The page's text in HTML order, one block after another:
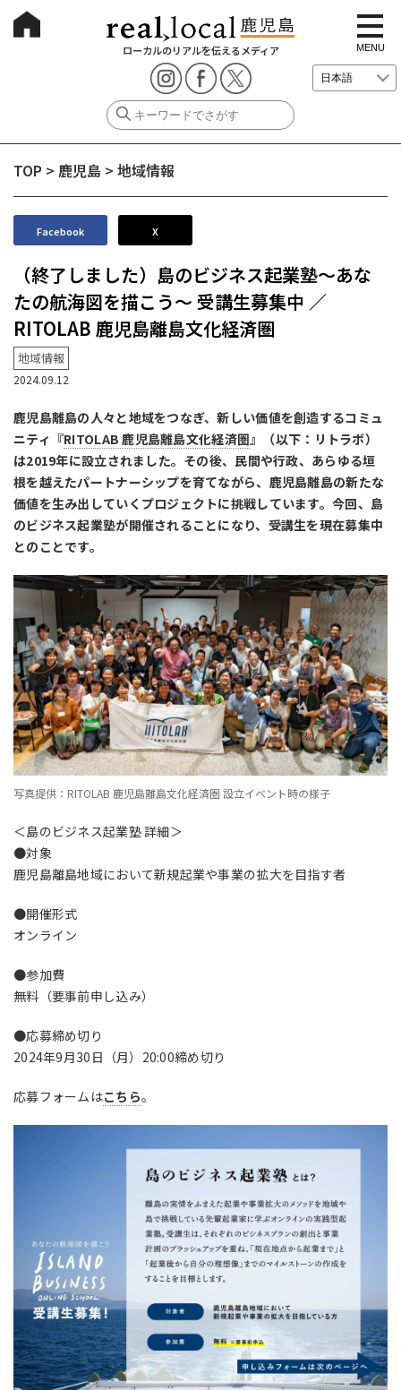
ローカルのリアルを伝えるメディア
t
o
g
g
e
i
i
MENU
TOP > 鹿児島 > 地域情報
Facebook X
（終了しました）島のビジネス起業塾〜あな
たの航海図を描こう〜 受講生募集中 ／
RITOLAB 鹿児島離島文化経済圏
地域情報
2024.09.12
鹿児島離島の人々と地域をつなぎ、新しい価値を創造するコミュ
ニティ『RITOLAB鹿児島離島文化経済圏』（以下：リトラボ）
は2019年に設立されました。その後、民間や行政、あらゆる垣
根を越えたパートナーシップを育てながら、鹿児島離島の新たな
価値を生み出していくプロジェクトに挑戦しています。今回、島
のビジネス起業塾が開催されることになり、受講生を現在募集中
とのことです。
写真提供：RITOLAB 鹿児島離島文化経済圏 設立イベント時の様子
＜島のビジネス起業塾 詳細＞
●対象
鹿児島離島地域において新規起業や事業の拡大を目指す者
●開催形式
オンライン
●参加費
無料（要事前申し込み）
●応募締め切り
2024年9月30 日（月） 20:00締め切り
応募フォームはこちら。